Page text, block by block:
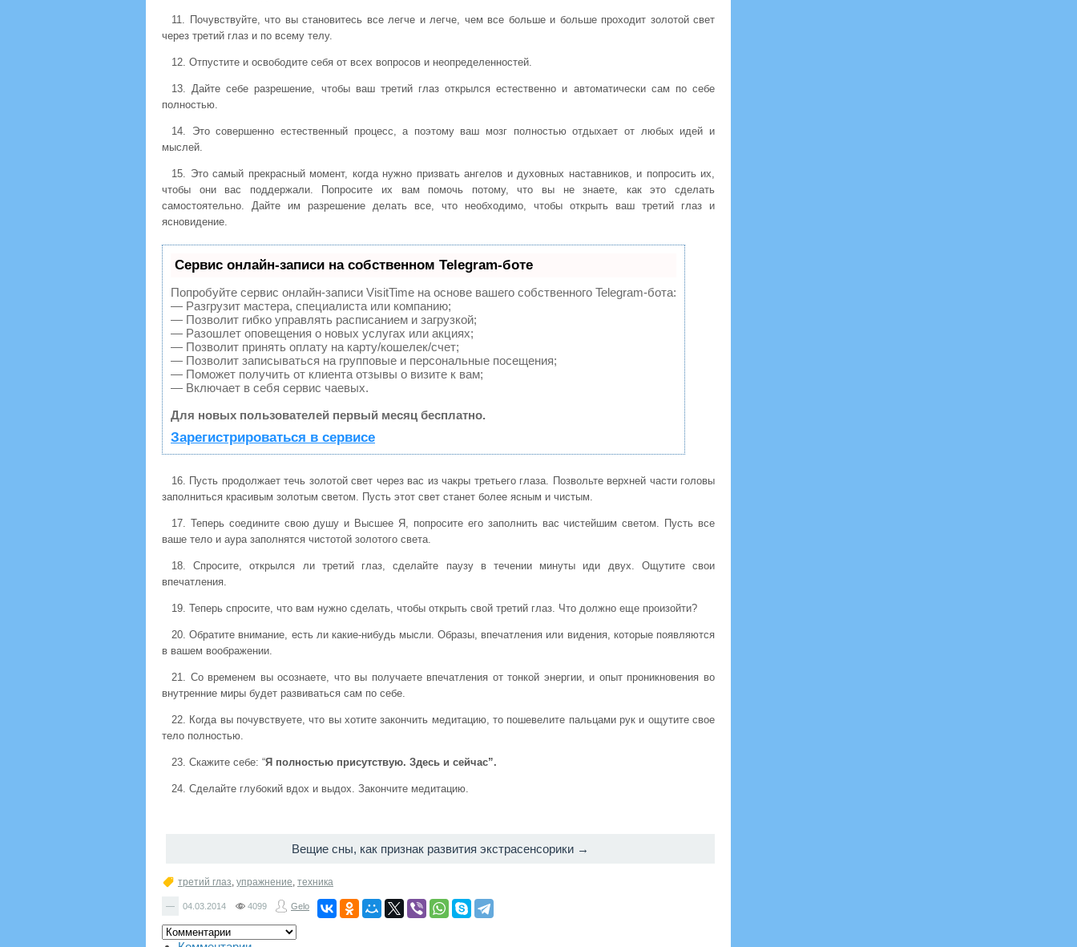
11. Почувствуйте, что вы становитесь все легче и легче, чем все больше и больше проходит золотой свет
через третий глаз и по всему телу.
12. Отпустите и освободите себя от всех вопросов и неопределенностей.
13. Дайте себе разрешение, чтобы ваш третий глаз открылся естественно и автоматически сам по себе
полностью.
14. Это совершенно естественный процесс, а поэтому ваш мозг полностью отдыхает от любых идей и
мыслей.
15. Это самый прекрасный момент, когда нужно призвать ангелов и духовных наставников, и попросить их,
чтобы они вас поддержали. Попросите их вам помочь потому, что вы не знаете, как это сделать
самостоятельно. Дайте им разрешение делать все, что необходимо, чтобы открыть ваш третий глаз и
ясновидение.
Сервис онлайн-записи на собственном Telegram-боте
Попробуйте сервис онлайн-записи VisitTime на основе вашего собственного Telegram-бота:
— Разгрузит мастера, специалиста или компанию;
— Позволит гибко управлять расписанием и загрузкой;
— Разошлет оповещения о новых услугах или акциях;
— Позволит принять оплату на карту/кошелек/счет;
— Позволит записываться на групповые и персональные посещения;
— Поможет получить от клиента отзывы о визите к вам;
— Включает в себя сервис чаевых.
Для новых пользователей первый месяц бесплатно.
Зарегистрироваться в сервисе
16. Пусть продолжает течь золотой свет через вас из чакры третьего глаза. Позвольте верхней части головы
заполниться красивым золотым светом. Пусть этот свет станет более ясным и чистым.
17. Теперь соедините свою душу и Высшее Я, попросите его заполнить вас чистейшим светом. Пусть все
ваше тело и аура заполнятся чистотой золотого света.
18. Спросите, открылся ли третий глаз, сделайте паузу в течении минуты иди двух. Ощутите свои
впечатления.
19. Теперь спросите, что вам нужно сделать, чтобы открыть свой третий глаз. Что должно еще произойти?
20. Обратите внимание, есть ли какие-нибудь мысли. Образы, впечатления или видения, которые появляются
в вашем воображении.
21. Со временем вы осознаете, что вы получаете впечатления от тонкой энергии, и опыт проникновения во
внутренние миры будет развиваться сам по себе.
22. Когда вы почувствуете, что вы хотите закончить медитацию, то пошевелите пальцами рук и ощутите свое
тело полностью.
23. Скажите себе: “Я полностью присутствую. Здесь и сейчас”.
24. Сделайте глубокий вдох и выдох. Закончите медитацию.
Вещие сны, как признак развития экстрасенсорики →
третий глаз, упражнение, техника
— 04.03.2014 4099 Gelo